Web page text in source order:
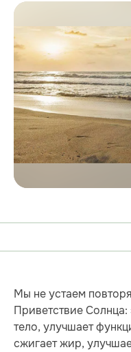
Мы не устаем
Приветствие Солнца:
тело, улучшает
сжигает жир,